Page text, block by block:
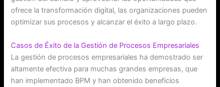
ofrece la transformación digital, las organizaciones pueden
optimizar sus procesos y alcanzar el éxito a largo plazo.
Casos de Éxito de la Gestión de Procesos Empresariales
La gestión de procesos empresariales ha demostrado ser
altamente efectiva para muchas grandes empresas, que
han implementado BPM y han obtenido beneficios